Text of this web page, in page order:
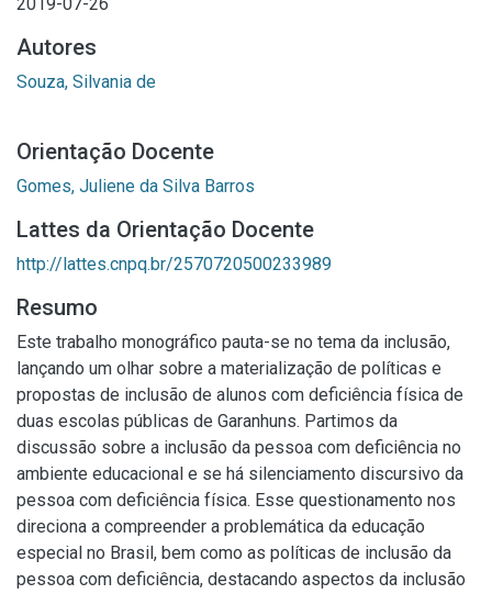
Autores
Souza, Silvania de
Orientação Docente
Gomes, Juliene da Silva Barros
Lattes da Orientação Docente
http://lattes.cnpq.br/2570720500233989
Resumo
Este trabalho monográfico pauta-se no tema da inclusão,
lançando um olhar sobre a materialização de políticas e
propostas de inclusão de alunos com deficiência física de
duas escolas públicas de Garanhuns. Partimos da
discussão sobre a inclusão da pessoa com deficiência no
ambiente educacional e se há silenciamento discursivo da
pessoa com deficiência física. Esse questionamento nos
direciona a compreender a problemática da educação
especial no Brasil, bem como as políticas de inclusão da
pessoa com deficiência, destacando aspectos da inclusão